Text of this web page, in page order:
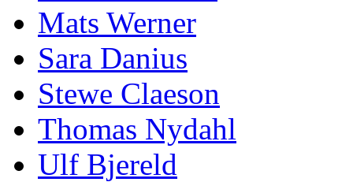
Mats Werner
Sara Danius
Stewe Claeson
Thomas Nydahl
Ulf Bjereld